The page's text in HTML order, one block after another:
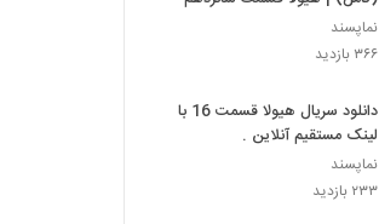
نماپسند
۳۶۶ بازدید
دانلود سریال هیولا قسمت 16 با
لینک مستقیم آنلاین .
نماپسند
۲۳۳ بازدید